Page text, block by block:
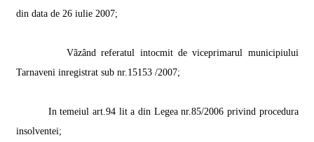
din data de 26 iulie 2007;
Vãzând referatul intocmit de viceprimarul municipiului
Tarnaveni inregistrat sub nr.15153 /2007;
In temeiul art.94 lit a din Legea nr.85/2006 privind procedura
insolventei;